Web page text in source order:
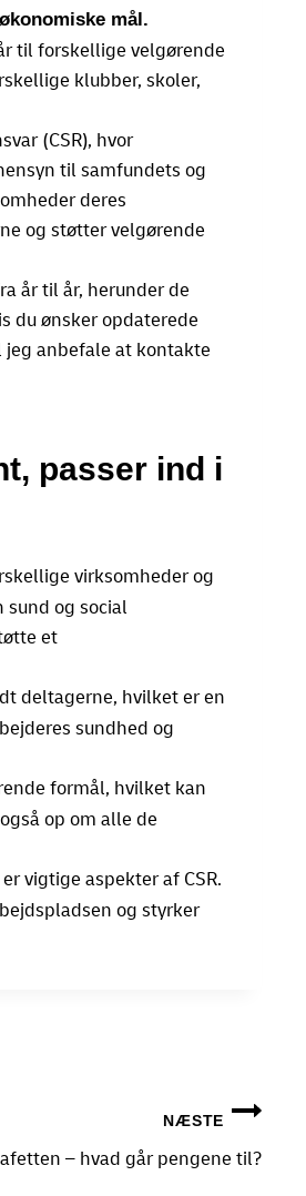
mål.
til forskellige velgørende
klubber, skoler,
(CSR), hvor
til samfundets og
deres
og støtter velgørende
år til år, herunder de
du ønsker opdaterede
jeg anbefale at kontakte
passer ind i
virksomheder og
og social
et
deltagerne, hvilket er en
sundhed og
formål, hvilket kan
op om alle de
vigtige aspekter af CSR.
og styrker
NÆSTE
– hvad går pengene til?